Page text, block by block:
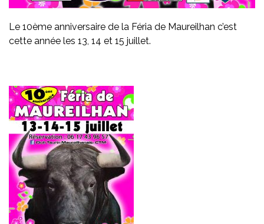
Le 10ème anniversaire de la Féria de Maureilhan c’est
cette année les 13, 14 et 15 juillet.